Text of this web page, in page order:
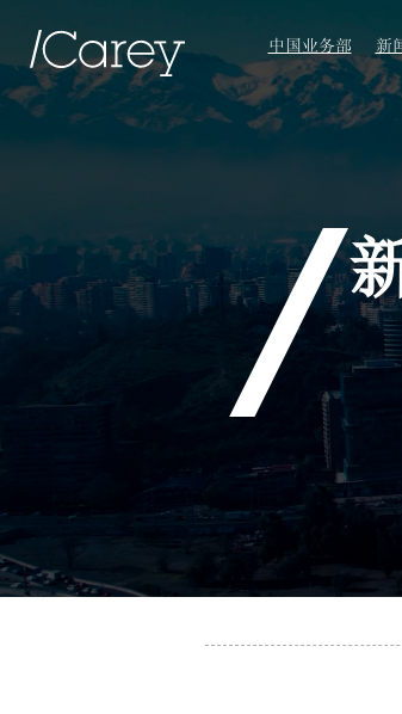
中国业务部 新